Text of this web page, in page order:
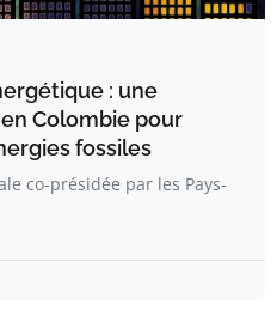
: une
Colombie pour
fossiles
co-présidée par les Pays-